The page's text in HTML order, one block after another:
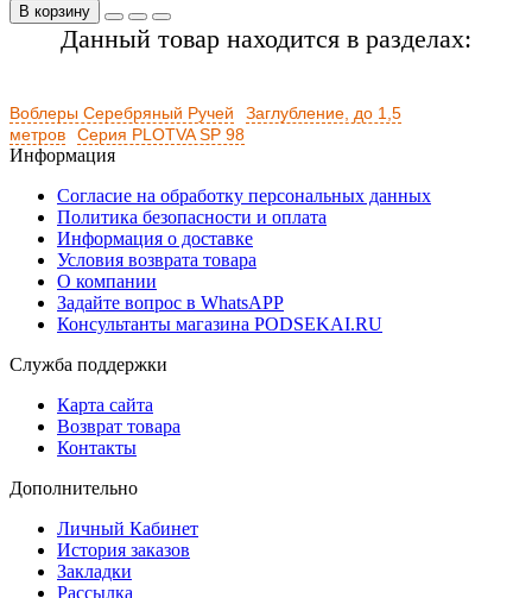
В корзину
Данный товар находится в разделах:
Воблеры Серебряный Ручей
Заглубление, до 1,5
метров
Серия PLOTVA SP 98
Информация
Согласие на обработку персональных данных
Политика безопасности и оплата
Информация о доставке
Условия возврата товара
О компании
Задайте вопрос в WhatsAPP
Консультанты магазина PODSEKAI.RU
Служба поддержки
Карта сайта
Возврат товара
Контакты
Дополнительно
Личный Кабинет
История заказов
Закладки
Рассылка